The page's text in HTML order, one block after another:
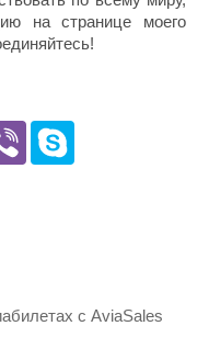
на странице моего
с AviaSales